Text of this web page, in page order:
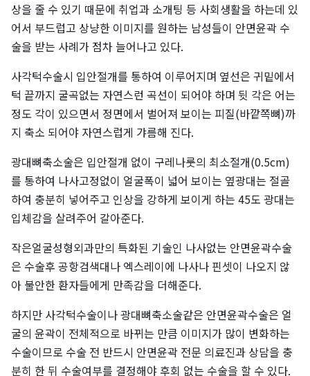
상을 줄 수 있기 때문에 취업과 소개팅 등 사회생활을 하는데 있
어서 부드럽고 상냥한 이미지를 원하는 남성들이 안면윤곽 수
술을 받는 사례가 점차 늘어나고 있다.
사각턱수술시 입안절개를 통하여 이루어지며 옆선은 귀밑에서
턱 끝까지 굴곡없는 자연스런 곡선이 되어야 하며 뒷 각은 어는
정도 각이 있으면서 정면에서 벌어져 보이는 피질(바깥쪽뼈)까
지 축소 되어야 자연스럽게 갸름해 진다.
광대뼈축소술은 입안절개 없이 구레나룻의 최소절개(0.5cm)
를 통하여 나사고정없이 얼굴폭이 넓어 보이는 옆광대는 절골
하여 충분히 넣어주고 인상을 강하게 보이게 하는 45도 광대는
입체감을 살려주어 갈아준다.
작은얼굴성형외과만의 특화된 기술인 나사없는 안면윤곽수술
은 수술후 공항검색대나 엑스레이에 나사나 핀셋이 나오지 않
아 불안한 환자들에게 만족감을 더해준다.
하지만 사각턱수술이나 광대뼈축소술같은 안면윤곽수술은 얼
굴의 윤곽이 전체적으로 바뀌는 만큼 이미지가 많이 변화하는
수술이므로 수술 전 반드시 안면윤곽 전문 의료진과 상담을 충
분히 한 뒤 수술여부를 결정해야 후회 없는 수술을 할 수 있다.